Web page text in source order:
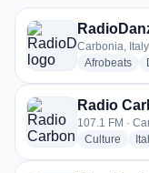
3 Radiosender aus
Carbonia, Italy
Afrobeats
Radio
107.1 FM ·
Culture